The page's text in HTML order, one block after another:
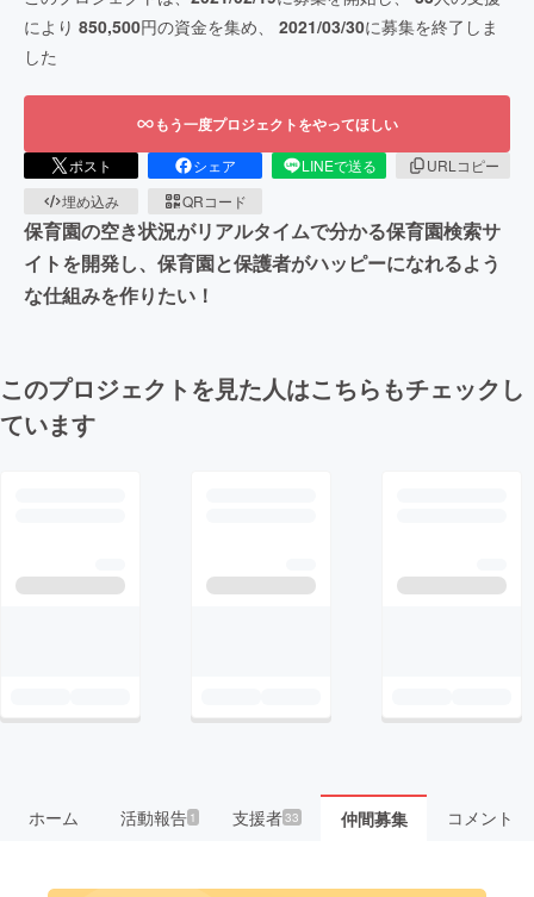
により 850,500円の資金を集め、 2021/03/30に募集を終了しま
した
もう一度プロジェクトをやってほしい
ポスト シェア LINEで送る
URLコピー
埋め込み
QRコード
保育園の空き状況がリアルタイムで分かる保育園検索サ
イトを開発し、保育園と保護者がハッピーになれるよう
な仕組みを作りたい！
このプロジェクトを見た人はこちらもチェックし
ています
ホーム 活動報告1 支援者33 仲間募集 コメント